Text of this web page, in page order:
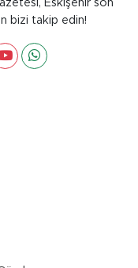
Eskişehir son
bizi takip edin!